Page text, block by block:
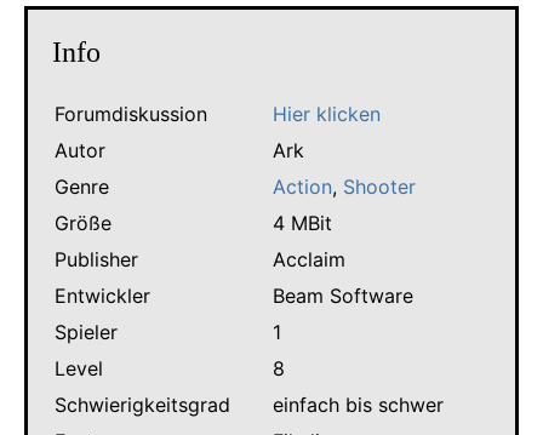
Info
Forumdiskussion
Hier klicken
Autor
Ark
Genre
Action, Shooter
Größe
4 MBit
Publisher
Acclaim
Entwickler
Beam Software
Spieler
1
Level
8
Schwierigkeitsgrad
einfach bis schwer